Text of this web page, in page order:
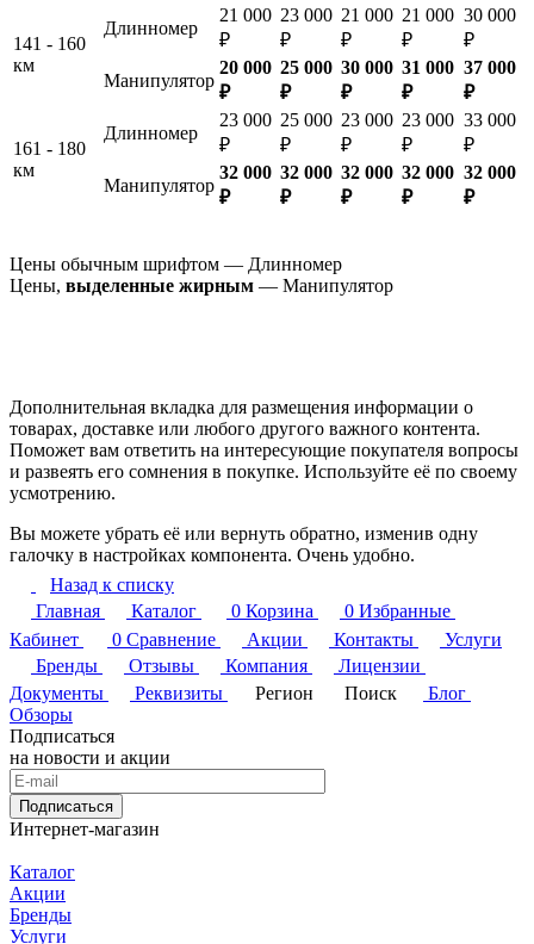
141 - 160
км
Длинномер
21 000
₽
23 000
₽
21 000
₽
21 000
₽
30 000
₽
Манипулятор
20 000
₽
25 000
₽
30 000
₽
31 000
₽
37 000
₽
161 - 180
км
Длинномер
23 000
₽
25 000
₽
23 000
₽
23 000
₽
33 000
₽
Манипулятор
32 000
₽
32 000
₽
32 000
₽
32 000
₽
32 000
₽
Цены обычным шрифтом — Длинномер
Цены, выделенные жирным — Манипулятор
Дополнительная вкладка для размещения информации о
товарах, доставке или любого другого важного контента.
Поможет вам ответить на интересующие покупателя вопросы
и развеять его сомнения в покупке. Используйте её по своему
усмотрению.
Вы можете убрать её или вернуть обратно, изменив одну
галочку в настройках компонента. Очень удобно.
Назад к списку
Главная
Каталог 0 Корзина 0 Избранные
Кабинет
0 Сравнение Акции Контакты
Услуги
Бренды
Отзывы Компания
Лицензии
Документы
Реквизиты Регион Поиск
Блог
Обзоры
Подписаться
на новости и акции
Подписаться
Интернет-магазин
Каталог
Акции
Бренды
Услуги